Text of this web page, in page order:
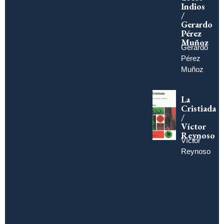
Indios
/
Gerardo
Pérez
Muñoz
Gerardo
Pérez
Muñoz
La
Cristiada
/
Víctor
Reynoso
Víctor
Reynoso